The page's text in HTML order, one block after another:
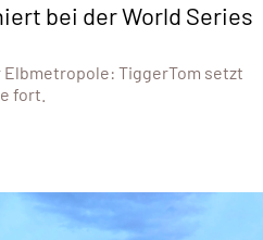
bei der World Series
Elbmetropole: TiggerTom setzt
fort.